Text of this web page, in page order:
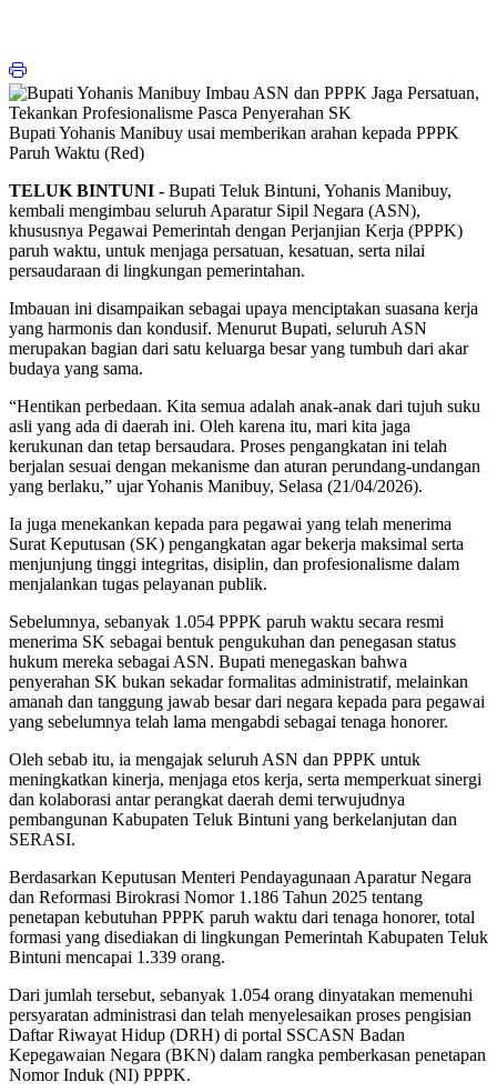
Bupati Yohanis Manibuy usai memberikan arahan kepada PPPK
Paruh Waktu (Red)
TELUK BINTUNI - Bupati Teluk Bintuni, Yohanis Manibuy,
kembali mengimbau seluruh Aparatur Sipil Negara (ASN),
khususnya Pegawai Pemerintah dengan Perjanjian Kerja (PPPK)
paruh waktu, untuk menjaga persatuan, kesatuan, serta nilai
persaudaraan di lingkungan pemerintahan.
Imbauan ini disampaikan sebagai upaya menciptakan suasana kerja
yang harmonis dan kondusif. Menurut Bupati, seluruh ASN
merupakan bagian dari satu keluarga besar yang tumbuh dari akar
budaya yang sama.
“Hentikan perbedaan. Kita semua adalah anak-anak dari tujuh suku
asli yang ada di daerah ini. Oleh karena itu, mari kita jaga
kerukunan dan tetap bersaudara. Proses pengangkatan ini telah
berjalan sesuai dengan mekanisme dan aturan perundang-undangan
yang berlaku,” ujar Yohanis Manibuy, Selasa (21/04/2026).
Ia juga menekankan kepada para pegawai yang telah menerima
Surat Keputusan (SK) pengangkatan agar bekerja maksimal serta
menjunjung tinggi integritas, disiplin, dan profesionalisme dalam
menjalankan tugas pelayanan publik.
Sebelumnya, sebanyak 1.054 PPPK paruh waktu secara resmi
menerima SK sebagai bentuk pengukuhan dan penegasan status
hukum mereka sebagai ASN. Bupati menegaskan bahwa
penyerahan SK bukan sekadar formalitas administratif, melainkan
amanah dan tanggung jawab besar dari negara kepada para pegawai
yang sebelumnya telah lama mengabdi sebagai tenaga honorer.
Oleh sebab itu, ia mengajak seluruh ASN dan PPPK untuk
meningkatkan kinerja, menjaga etos kerja, serta memperkuat sinergi
dan kolaborasi antar perangkat daerah demi terwujudnya
pembangunan Kabupaten Teluk Bintuni yang berkelanjutan dan
SERASI.
Berdasarkan Keputusan Menteri Pendayagunaan Aparatur Negara
dan Reformasi Birokrasi Nomor 1.186 Tahun 2025 tentang
penetapan kebutuhan PPPK paruh waktu dari tenaga honorer, total
formasi yang disediakan di lingkungan Pemerintah Kabupaten Teluk
Bintuni mencapai 1.339 orang.
Dari jumlah tersebut, sebanyak 1.054 orang dinyatakan memenuhi
persyaratan administrasi dan telah menyelesaikan proses pengisian
Daftar Riwayat Hidup (DRH) di portal SSCASN Badan
Kepegawaian Negara (BKN) dalam rangka pemberkasan penetapan
Nomor Induk (NI) PPPK.